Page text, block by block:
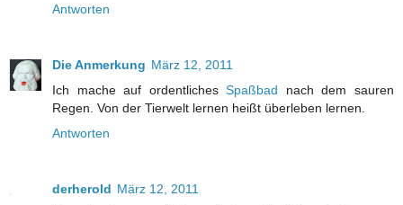
Antworten
Die Anmerkung März 12, 2011
Ich mache auf ordentlichesSpaßbad nach dem sauren
Regen. Von der Tierwelt lernen heißt überleben lernen.
Antworten
derherold März 12, 2011